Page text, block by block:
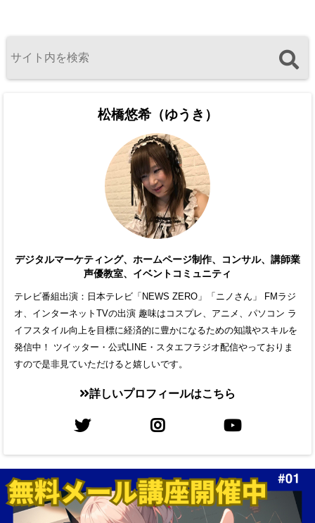
松橋悠希（ゆうき）
デジタルマーケティング、ホームページ制作、コンサル、講師業
声優教室、イベントコミュニティ
テレビ番組出演：日本テレビ「NEWS ZERO」「ニノさん」 FMラジ
オ、インターネットTVの出演 趣味はコスプレ、アニメ、パソコン ラ
イフスタイル向上を目標に経済的に豊かになるための知識やスキルを
発信中！ ツイッター・公式LINE・スタエフラジオ配信やっておりま
すので是非見ていただけると嬉しいです。
詳しいプロフィールはこちら